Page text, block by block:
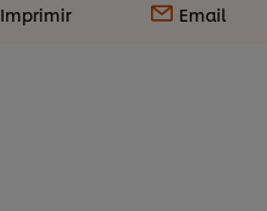
Imprimir Email